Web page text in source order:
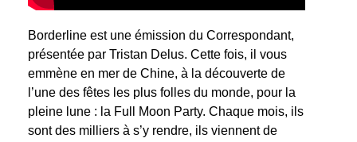
Borderline est une émission du Correspondant,
présentée par Tristan Delus. Cette fois, il vous
emmène en mer de Chine, à la découverte de
l’une des fêtes les plus folles du monde, pour la
pleine lune : la Full Moon Party. Chaque mois, ils
sont des milliers à s’y rendre, ils viennent de